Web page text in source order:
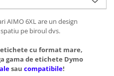
AIMO 6XL are un design
pe biroul dvs.
cu format mare,
gama de etichete Dymo
sau compatibile!